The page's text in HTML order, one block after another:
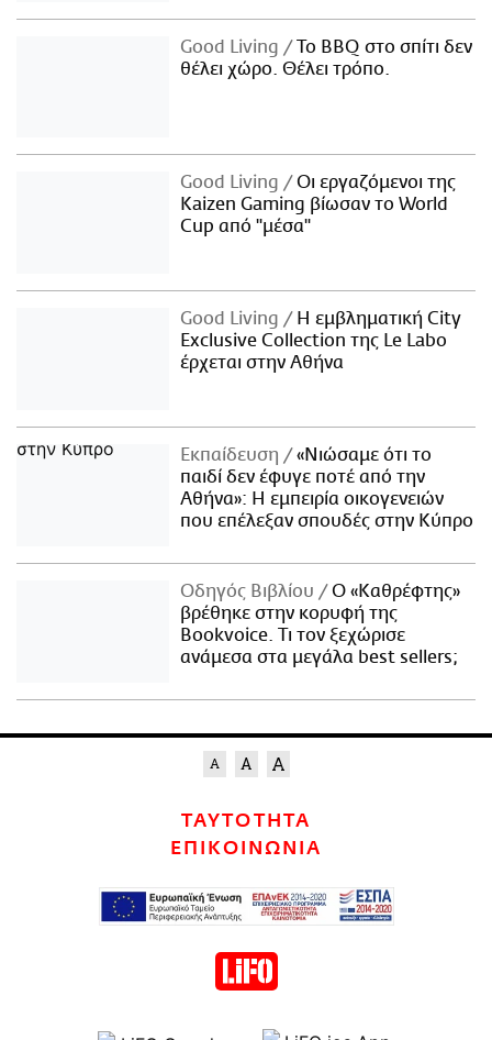
Good Living
Το BBQ στο σπίτι δεν
θέλει χώρο. Θέλει τρόπο.
Good Living
Οι εργαζόμενοι της
Kaizen Gaming βίωσαν το World
Cup από "μέσα"
Good Living
Η εμβληματική City
Exclusive Collection της Le Labo
έρχεται στην Αθήνα
Εκπαίδευση
«Νιώσαμε ότι το
παιδί δεν έφυγε ποτέ από την
Αθήνα»: Η εμπειρία οικογενειών
που επέλεξαν σπουδές στην Κύπρο
Οδηγός Βιβλίου
Ο «Καθρέφτης»
βρέθηκε στην κορυφή της
Bookvoice. Τι τον ξεχώρισε
ανάμεσα στα μεγάλα best sellers;
ΤΑΥΤΟΤΗΤΑ
ΕΠΙΚΟΙΝΩΝΙΑ